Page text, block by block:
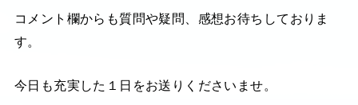
コメント欄からも質問や疑問、感想お待ちしておりま
す。
今日も充実した１日をお送りくださいませ。